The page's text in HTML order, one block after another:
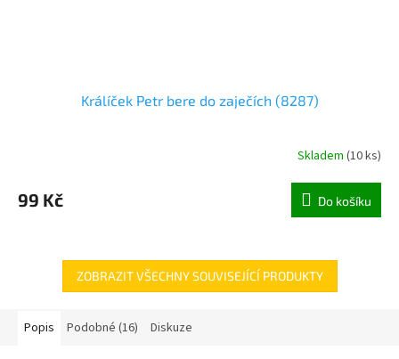
Králíček Petr bere do zaječích (8287)
Skladem (10 ks)
99 Kč Do košíku
ZOBRAZIT VŠECHNY SOUVISEJÍCÍ PRODUKTY
Popis Podobné (16) Diskuze